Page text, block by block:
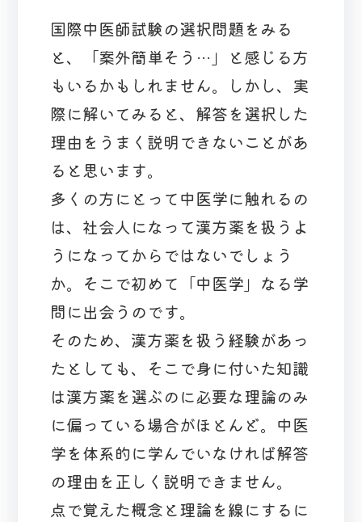
国際中医師試験の選択問題をみる
と、「案外簡単そう…」と感じる方
もいるかもしれません。しかし、実
際に解いてみると、解答を選択した
理由をうまく説明できないことがあ
ると思います。
多くの方にとって中医学に触れるの
は、社会人になって漢方薬を扱うよ
うになってからではないでしょう
か。そこで初めて「中医学」なる学
問に出会うのです。
そのため、漢方薬を扱う経験があっ
たとしても、そこで身に付いた知識
は漢方薬を選ぶのに必要な理論のみ
に偏っている場合がほとんど。中医
学を体系的に学んでいなければ解答
の理由を正しく説明できません。
点で覚えた概念と理論を線にするに